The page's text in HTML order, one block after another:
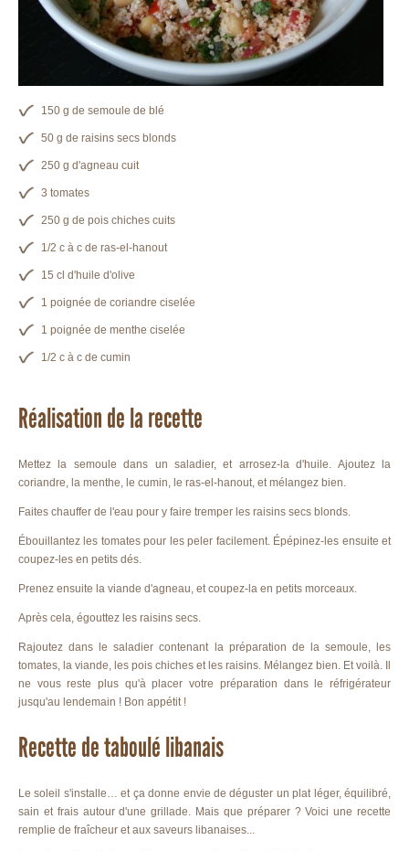
150 g de semoule de blé
50 g de raisins secs blonds
250 g d'agneau cuit
3 tomates
250 g de pois chiches cuits
1/2 c à c de ras-el-hanout
15 cl d'huile d'olive
1 poignée de coriandre ciselée
1 poignée de menthe ciselée
1/2 c à c de cumin
Réalisation de la recette
Mettez la semoule dans un saladier, et arrosez-la d'huile. Ajoutez la
coriandre, la menthe, le cumin, le ras-el-hanout, et mélangez bien.
Faites chauffer de l'eau pour y faire tremper les raisins secs blonds.
Ébouillantez les tomates pour les peler facilement. Épépinez-les ensuite et
coupez-les en petits dés.
Prenez ensuite la viande d'agneau, et coupez-la en petits morceaux.
Après cela, égouttez les raisins secs.
Rajoutez dans le saladier contenant la préparation de la semoule, les
tomates, la viande, les pois chiches et les raisins. Mélangez bien. Et voilà. Il
ne vous reste plus qu'à placer votre préparation dans le réfrigérateur
jusqu'au lendemain ! Bon appétit !
Recette de taboulé libanais
Le soleil s'installe… et ça donne envie de déguster un plat léger, équilibré,
sain et frais autour d'une grillade. Mais que préparer ? Voici une recette
remplie de fraîcheur et aux saveurs libanaises...